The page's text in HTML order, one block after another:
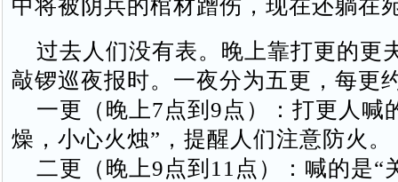
中将被阴兵的棺材蹭伤，现在还躺在
过去人们没有表。晚上靠打更的更
敲锣巡夜报时。一夜分为五更，每更
一更（晚上7点到9点）：打更人喊
燥，小心火烛”，提醒人们注意防火。
二更（晚上9点到11点）：喊的是“